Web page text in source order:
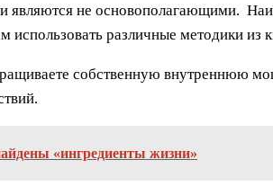
являются не основополагающими.
использовать различные методики из
собственную внутреннюю
«ингредиенты жизни»